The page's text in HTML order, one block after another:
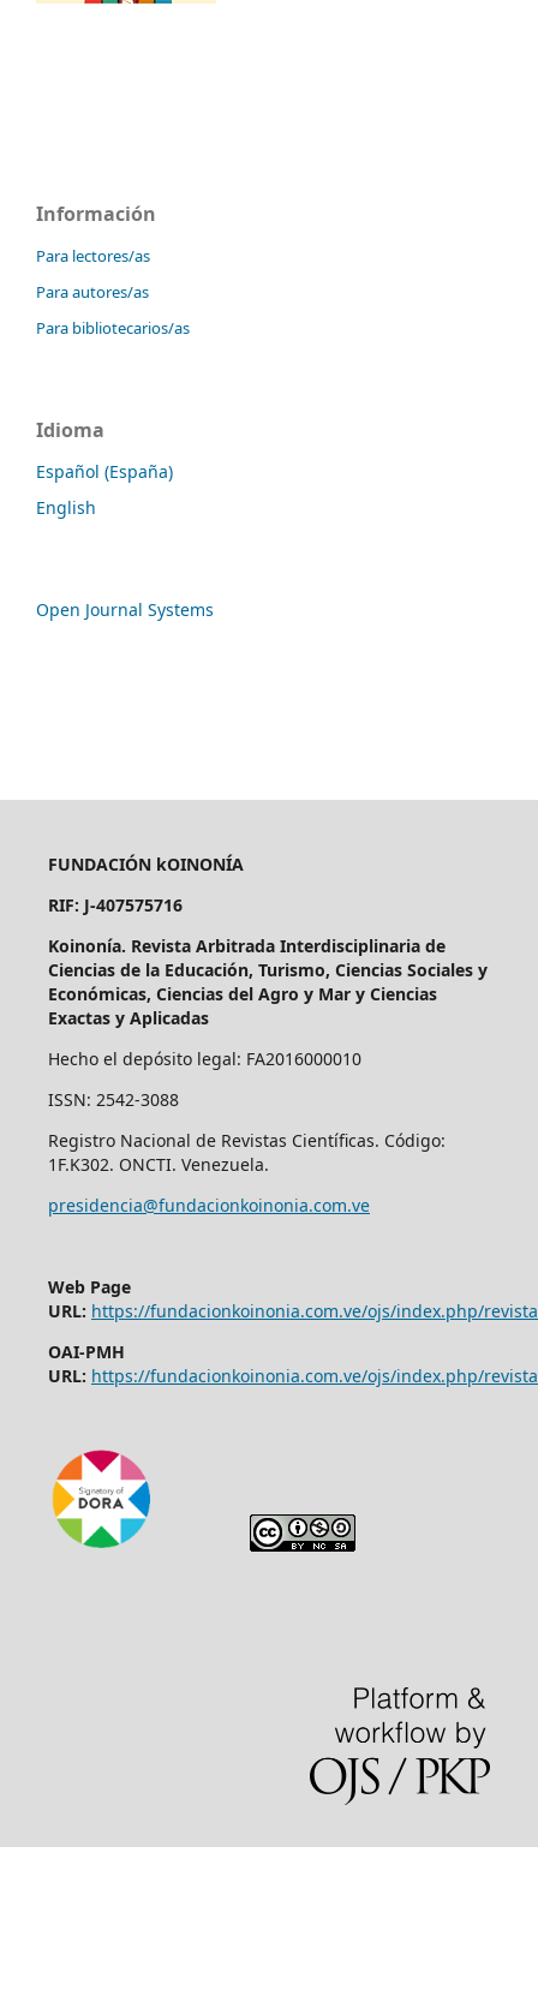
Información
Para lectores/as
Para autores/as
Para bibliotecarios/as
Idioma
Español (España)
English
Open Journal Systems
FUNDACIÓN kOINONÍA
RIF: J-407575716
Koinonía. Revista Arbitrada Interdisciplinaria de
Ciencias de la Educación, Turismo, Ciencias Sociales y
Económicas, Ciencias del Agro y Mar y Ciencias
Exactas y Aplicadas
Hecho el depósito legal: FA2016000010
ISSN: 2542-3088
Registro Nacional de Revistas Científicas. Código:
1F.K302. ONCTI. Venezuela.
presidencia@fundacionkoinonia.com.ve
Web Page
URL: https://fundacionkoinonia.com.ve/ojs/index.php/
OAI-PMH
URL: https://fundacionkoinonia.com.ve/ojs/index.php/